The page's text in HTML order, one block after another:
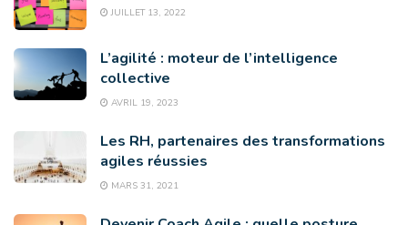
JUILLET 13, 2022
L’agilité : moteur de l’intelligence
collective
AVRIL 19, 2023
Les RH, partenaires des transformations
agiles réussies
MARS 31, 2021